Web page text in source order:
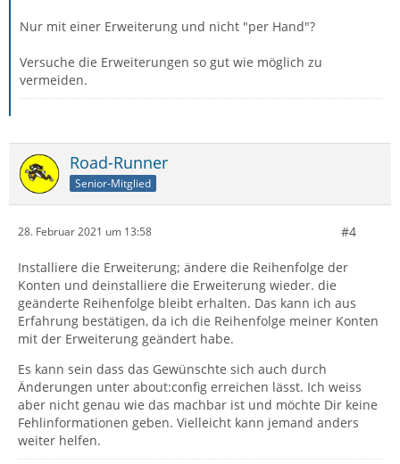
Nur mit einer Erweiterung und nicht "per Hand"?
Versuche die Erweiterungen so gut wie möglich zu
vermeiden.
Road-Runner
Senior-Mitglied
28. Februar 2021 um 13:58 #4
Installiere die Erweiterung; ändere die Reihenfolge der
Konten und deinstalliere die Erweiterung wieder. die
geänderte Reihenfolge bleibt erhalten. Das kann ich aus
Erfahrung bestätigen, da ich die Reihenfolge meiner Konten
mit der Erweiterung geändert habe.
Es kann sein dass das Gewünschte sich auch durch
Änderungen unter about:config erreichen lässt. Ich weiss
aber nicht genau wie das machbar ist und möchte Dir keine
Fehlinformationen geben. Vielleicht kann jemand anders
weiter helfen.